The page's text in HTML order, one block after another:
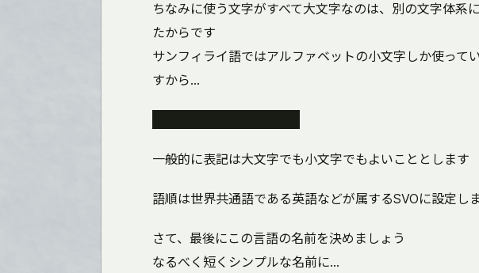
ちなみに使う文字がすべて大文字なのは、別の文字体系
たからです
サンフィライ語ではアルファベットの小文字しか使って
すから...
一般的に表記は大文字でも小文字でもよいこととします
語順は世界共通語である英語などが属するSVOに設定し
さて、最後にこの言語の名前を決めましょう
なるべく短くシンプルな名前に...